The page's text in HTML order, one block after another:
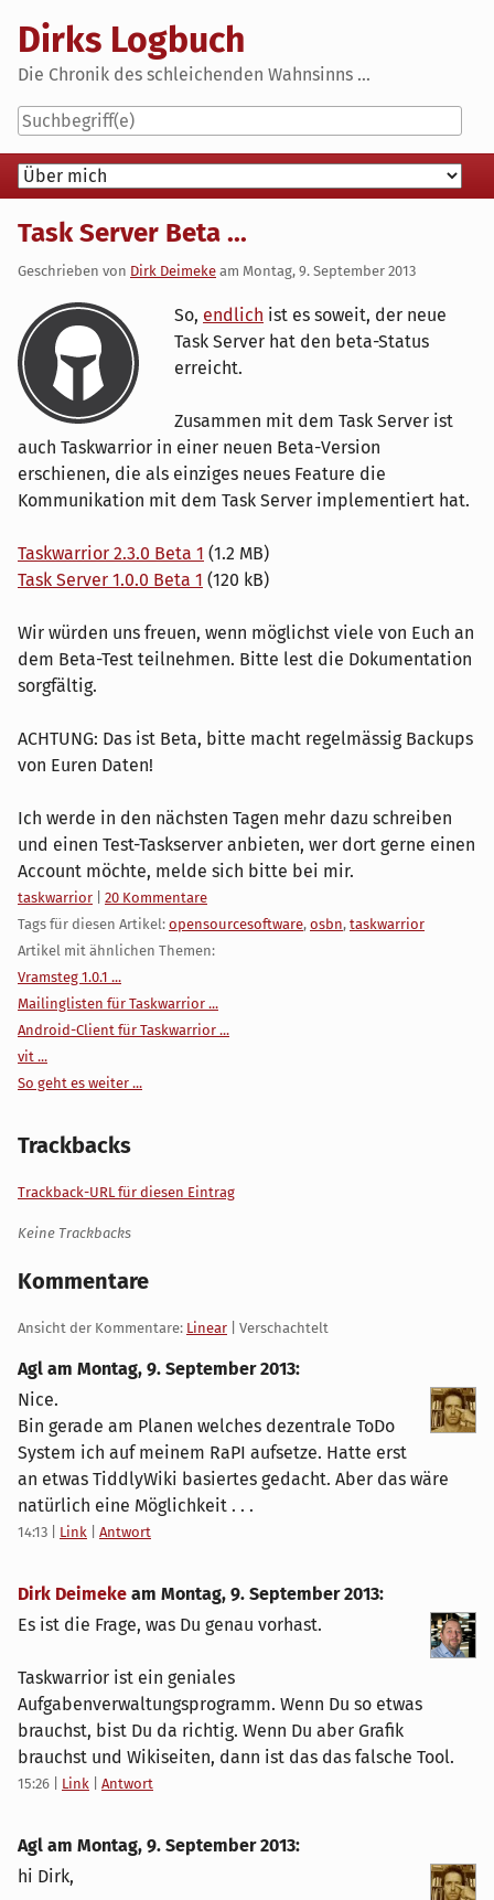
content
Dirks Logbuch
Die Chronik des schleichenden Wahnsinns ...
Navigation
Task Server Beta ...
Geschrieben von Dirk Deimeke am Montag, 9. September 2013
So, endlich ist es soweit, der neue
Task Server hat den beta-Status
erreicht.
Zusammen mit dem Task Server ist
auch Taskwarrior in einer neuen Beta-Version
erschienen, die als einziges neues Feature die
Kommunikation mit dem Task Server implementiert hat.
Taskwarrior 2.3.0 Beta 1 (1.2 MB)
Task Server 1.0.0 Beta 1 (120 kB)
Wir würden uns freuen, wenn möglichst viele von Euch an
dem Beta-Test teilnehmen. Bitte lest die Dokumentation
sorgfältig.
ACHTUNG: Das ist Beta, bitte macht regelmässig Backups
von Euren Daten!
Ich werde in den nächsten Tagen mehr dazu schreiben
und einen Test-Taskserver anbieten, wer dort gerne einen
Account möchte, melde sich bitte bei mir.
Kategorien:
taskwarrior
20 Kommentare
Tags für diesen Artikel: opensourcesoftware, osbn, taskwarrior
Artikel mit ähnlichen Themen:
Vramsteg 1.0.1 ...
Mailinglisten für Taskwarrior ...
Android-Client für Taskwarrior ...
vit ...
So geht es weiter ...
Trackbacks
Trackback-URL für diesen Eintrag
Keine Trackbacks
Kommentare
Ansicht der Kommentare: Linear | Verschachtelt
Agl am Montag, 9. September 2013:
Nice.
Bin gerade am Planen welches dezentrale ToDo
System ich auf meinem RaPI aufsetze. Hatte erst
an etwas TiddlyWiki basiertes gedacht. Aber das wäre
natürlich eine Möglichkeit . . .
14:13 Link Antwort
Dirk Deimeke am Montag, 9. September 2013:
Es ist die Frage, was Du genau vorhast.
Taskwarrior ist ein geniales
Aufgabenverwaltungsprogramm. Wenn Du so etwas
brauchst, bist Du da richtig. Wenn Du aber Grafik
brauchst und Wikiseiten, dann ist das das falsche Tool.
15:26 Link Antwort
Agl am Montag, 9. September 2013:
hi Dirk,